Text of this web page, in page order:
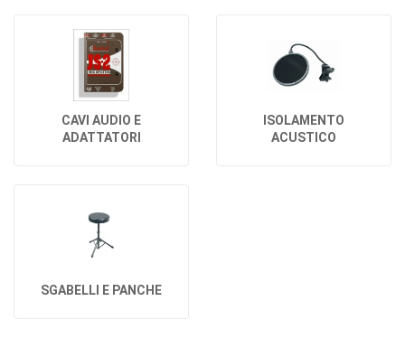
CAVI AUDIO E
ADATTATORI
ISOLAMENTO
ACUSTICO
SGABELLI E PANCHE